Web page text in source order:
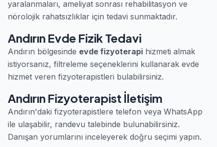
yaralanmaları, ameliyat sonrası rehabilitasyon ve
nörolojik rahatsızlıklar için tedavi sunmaktadır.
Andırın Evde Fizik Tedavi
Andırın bölgesinde evde fizyoterapi hizmeti almak
istiyorsanız, filtreleme seçeneklerini kullanarak evde
hizmet veren fizyoterapistleri bulabilirsiniz.
Andırın Fizyoterapist İletişim
Andırın'daki fizyoterapistlere telefon veya WhatsApp
ile ulaşabilir, randevu talebinde bulunabilirsiniz.
Danışan yorumlarını inceleyerek doğru seçimi yapın.